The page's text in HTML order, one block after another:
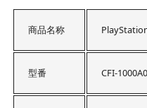
商品名称
型番 CFI-